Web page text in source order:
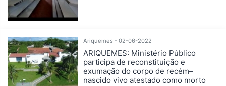
Ariquemes - 02-06-2022
ARIQUEMES: Ministério Público
participa de reconstituição e
exumação do corpo de recém–
nascido vivo atestado como morto